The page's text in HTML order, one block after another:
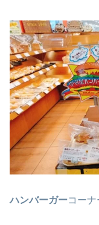
ハンバーガーコーナ